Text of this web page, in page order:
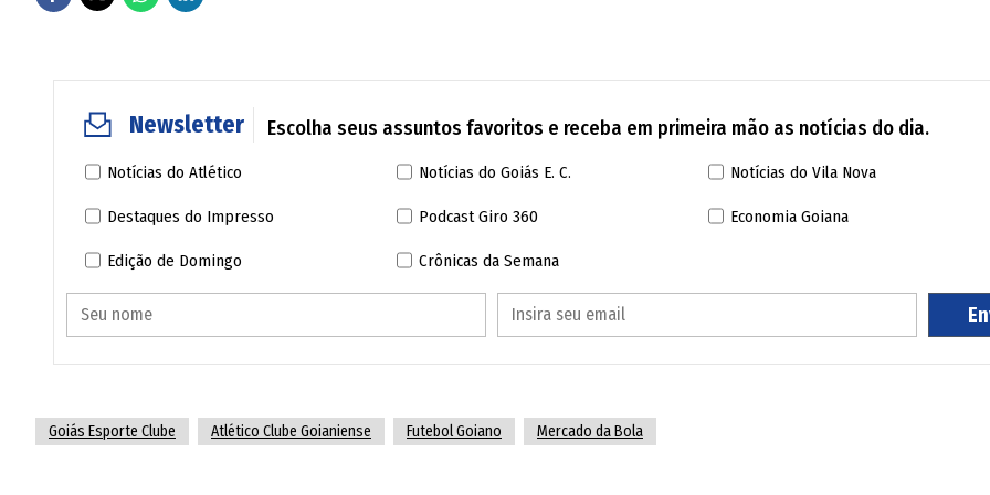
Newsletter Escolha seus assuntos favoritos e receba em primeira mão as notícias do dia.
Notícias do Atlético Notícias do Goiás E. C. Notícias do Vila Nova
Destaques do Impresso Podcast Giro 360 Economia Goiana
Edição de Domingo Crônicas da Semana
Goiás Esporte Clube Atlético Clube Goianiense Futebol Goiano Mercado da Bola